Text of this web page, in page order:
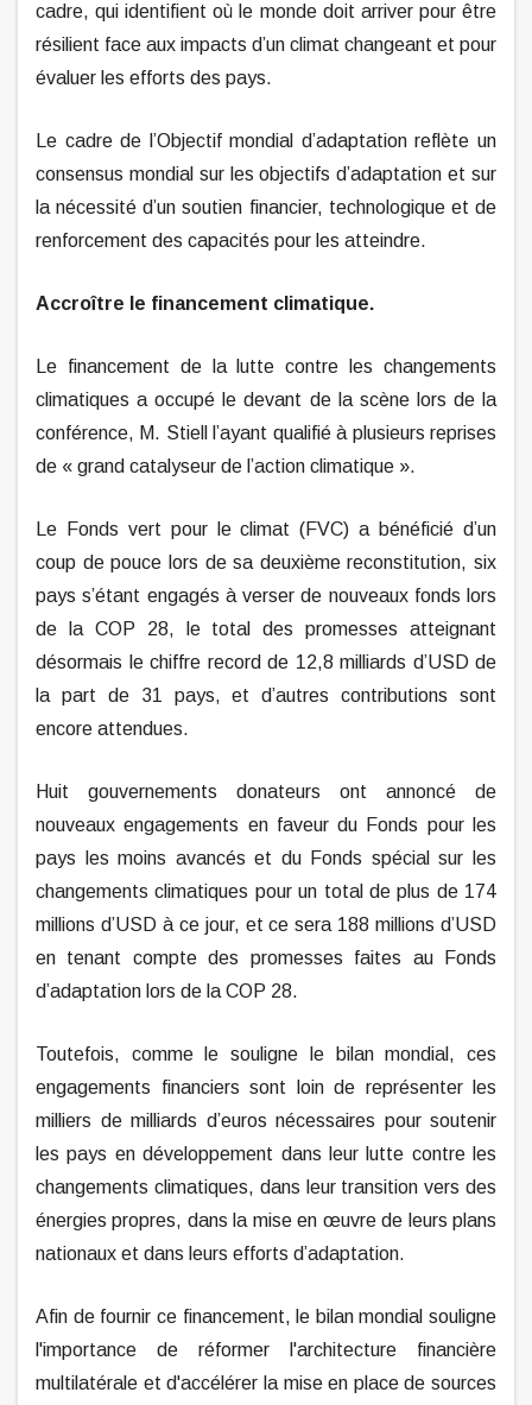
cadre, qui identifient où le monde doit arriver pour être
résilient face aux impacts d’un climat changeant et pour
évaluer les efforts des pays.
Le cadre de l’Objectif mondial d’adaptation reflète un
consensus mondial sur les objectifs d’adaptation et sur
la nécessité d’un soutien financier, technologique et de
renforcement des capacités pour les atteindre.
Accroître le financement climatique.
Le financement de la lutte contre les changements
climatiques a occupé le devant de la scène lors de la
conférence, M. Stiell l’ayant qualifié à plusieurs reprises
de « grand catalyseur de l’action climatique ».
Le Fonds vert pour le climat (FVC) a bénéficié d’un
coup de pouce lors de sa deuxième reconstitution, six
pays s’étant engagés à verser de nouveaux fonds lors
de la COP 28, le total des promesses atteignant
désormais le chiffre record de 12,8 milliards d’USD de
la part de 31 pays, et d’autres contributions sont
encore attendues.
Huit gouvernements donateurs ont annoncé de
nouveaux engagements en faveur du Fonds pour les
pays les moins avancés et du Fonds spécial sur les
changements climatiques pour un total de plus de 174
millions d’USD à ce jour, et ce sera 188 millions d’USD
en tenant compte des promesses faites au Fonds
d’adaptation lors de la COP 28.
Toutefois, comme le souligne le bilan mondial, ces
engagements financiers sont loin de représenter les
milliers de milliards d’euros nécessaires pour soutenir
les pays en développement dans leur lutte contre les
changements climatiques, dans leur transition vers des
énergies propres, dans la mise en œuvre de leurs plans
nationaux et dans leurs efforts d’adaptation.
Afin de fournir ce financement, le bilan mondial souligne
l'importance de réformer l'architecture financière
multilatérale et d'accélérer la mise en place de sources